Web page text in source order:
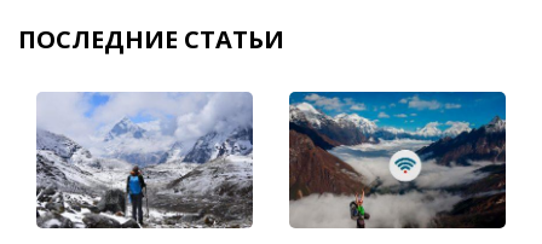
ПОСЛЕДНИЕ СТАТЬИ